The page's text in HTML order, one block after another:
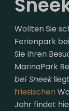
Wollten Sie
Ferienpark
Sie Ihren
MarinaPark
bei Sneek
friesischen
Jahr findet